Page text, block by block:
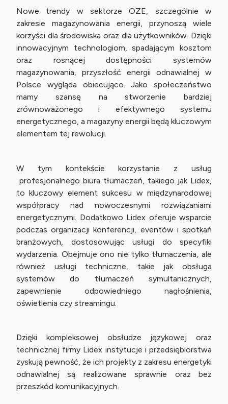
Nowe trendy w sektorze OZE, szczególnie w
zakresie magazynowania energii, przynoszą wiele
korzyści dla środowiska oraz dla użytkowników. Dzięki
innowacyjnym technologiom, spadającym kosztom
oraz rosnącej dostępności systemów
magazynowania, przyszłość energii odnawialnej w
Polsce wygląda obiecująco. Jako społeczeństwo
mamy szansę na stworzenie bardziej
zrównoważonego i efektywnego systemu
energetycznego, a magazyny energii będą kluczowym
elementem tej rewolucji.
W tym kontekście korzystanie z usług
profesjonalnego biura tłumaczeń, takiego jak Lidex,
to kluczowy element sukcesu w międzynarodowej
współpracy nad nowoczesnymi rozwiązaniami
energetycznymi. Dodatkowo Lidex oferuje wsparcie
podczas organizacji konferencji, eventów i spotkań
branżowych, dostosowując usługi do specyfiki
wydarzenia. Obejmuje ono nie tylko tłumaczenia, ale
również usługi techniczne, takie jak obsługa
systemów do tłumaczeń symultanicznych,
zapewnienie odpowiedniego nagłośnienia,
oświetlenia czy streamingu.
Dzięki kompleksowej obsłudze językowej oraz
technicznej firmy Lidex instytucje i przedsiębiorstwa
zyskują pewność, że ich projekty z zakresu energetyki
odnawialnej są realizowane sprawnie oraz bez
przeszkód komunikacyjnych.